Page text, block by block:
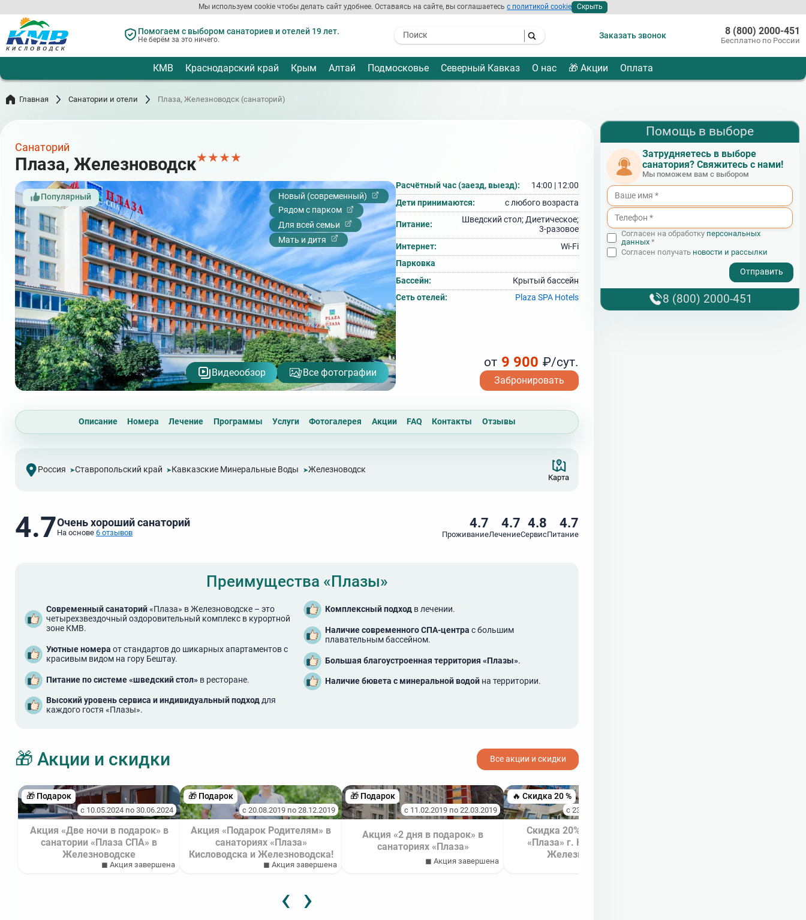
Мы используем cookie чтобы делать сайт удобнее. Оставаясь на сайте, вы соглашаетесьс политикой cookie Скрыть
к
основному
содержанию
Помогаем с выбором санаториев и отелей 19 лет.
Не берём за это ничего.
- I agree to the processing of my
Заказать звонок 8 (800) 2000-451
Бесплатно по России
КМВ Краснодарский край Крым Алтай Подмосковье Северный Кавказ О нас 🎁 Акции Оплата
Главная Санатории и отели Плаза, Железноводск (санаторий)
Санаторий
Плаза, Железноводск★★★★
Популярный
Новый (современный)
Рядом с парком
Для всей семьи
Мать и дитя
Видеообзор Все фотографии
Расчётный час (заезд, выезд):
14:00 | 12:00
Дети принимаются:
с любого возраста
Питание:
Шведский стол; Диетическое;
3‑разовое
Интернет:
Wi-Fi
Парковка
Бассейн:
Крытый бассейн
Сеть отелей:
Plaza SPA Hotels
Забронировать
от 9 900 ₽/сут.
Описание Номера Лечение Программы Услуги Фотогалерея Акции FAQ Контакты Отзывы
Россия Ставропольский край Кавказские Минеральные Воды Железноводск
Карта
4.7Очень хороший санаторий
На основе 6 отзывов
4.7
Проживание
4.7
Лечение
4.8
Сервис
4.7
Питание
Преимущества «Плазы»
Современный санаторий«Плаза» в Железноводске – это
четырехзвездочный оздоровительный комплекс в курортной
зоне КМВ.
Уютные номера от стандартов до шикарных апартаментов с
красивым видом на гору Бештау.
Питание по системе «шведский стол» в ресторане.
Высокий уровень сервиса и индивидуальный подходдля
каждого гостя «Плазы».
Комплексный подходв лечении.
Наличие современного СПА-центра с большим
плавательным бассейном.
Большая благоустроенная территория «Плазы».
Наличие бювета с минеральной водойна территории.
🎁 Акции и скидки Все акции и скидки
🎁 Подарок
с 10.05.2024 по 30.06.2024
Акция «Две ночи в подарок» в
санатории «Плаза СПА» в
Железноводскe
◼ Акция завершена
🎁 Подарок
с 20.08.2019 по 28.12.2019
Акция «Подарок Родителям» в
санаториях «Плаза»
Кисловодска и Железноводска!
◼ Акция завершена
🎁 Подарок
с 11.02.2019 по 22.03.2019
Акция «2 дня в подарок» в
санаториях «Плаза»
◼ Акция завершена
🔥 Скидка 20 %
с 23.07.2018 по 30.09.2018
Скидка 20% в санаториях
«Плаза» г. Кисловодска и
Железноводска.
‹ ›
Помощь в выборе
Затрудняетесь в выборе
санатория? Свяжитесь с нами!
Мы поможем вам с выбором
Согласен на обработку персональных
данных*
Согласен получать новости и рассылки
8 (800) 2000-451